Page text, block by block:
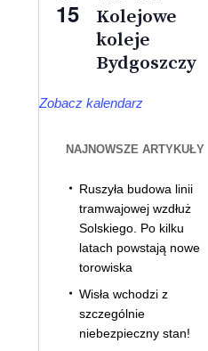
15
Kolejowe
koleje
Bydgoszczy
Zobacz kalendarz
NAJNOWSZE ARTYKUŁY
Ruszyła budowa linii
tramwajowej wzdłuż
Solskiego. Po kilku
latach powstają nowe
torowiska
Wisła wchodzi z
szczególnie
niebezpieczny stan!